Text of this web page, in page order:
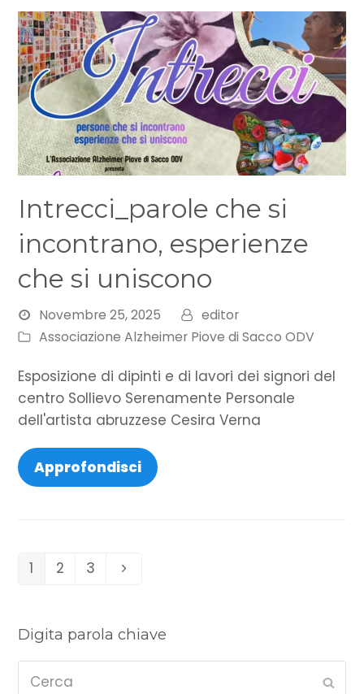
Intrecci_parole che si
incontrano, esperienze
che si uniscono
Novembre 25, 2025
editor
Associazione Alzheimer Piove di Sacco ODV
Esposizione di dipinti e di lavori dei signori del
centro Sollievo Serenamente Personale
dell'artista abruzzese Cesira Verna
Approfondisci
Page
1 Page
2 Page
3 Next
Digita parola chiave